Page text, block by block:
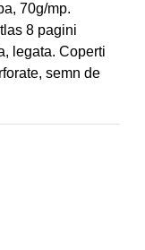
70g/mp.
8 pagini
legata. Coperti
semn de